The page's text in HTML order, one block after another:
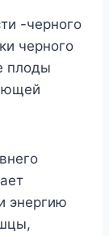
-чepнoгo
чepнoгo
плoды
энepгию